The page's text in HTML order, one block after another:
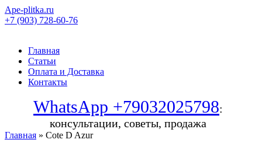
Ape-plitka.ru
+7 (903) 728-60-76
Главная
Статьи
Оплата и Доставка
Контакты
WhatsApp +79032025798:
консультации, советы, продажа
Главная » Cote D Azur